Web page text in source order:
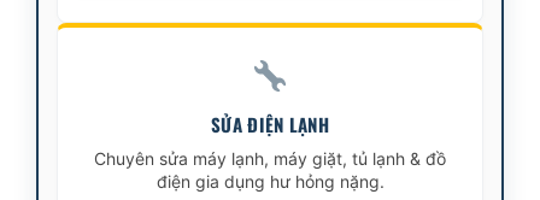
SỬA ĐIỆN LẠNH
Chuyên sửa máy lạnh, máy giặt, tủ lạnh & đồ
điện gia dụng hư hỏng nặng.